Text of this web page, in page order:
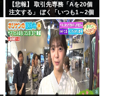
【悲報】 取引先専務「Aを20個
注文する」 ぼく「いつも1～2個
しか使わないけど本当に20であ
ってる？」 取専「あってる」→
結果『こう』なったんだが...